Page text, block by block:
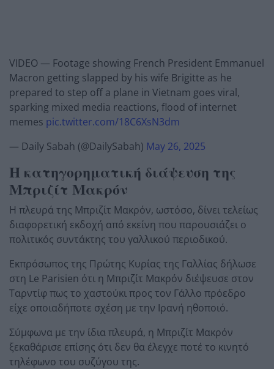
VIDEO — Footage showing French President Emmanuel
Macron getting slapped by his wife Brigitte as he
prepared to step off a plane in Vietnam goes viral,
sparking mixed media reactions, flood of internet
memes pic.twitter.com/18C6XsN3dm
— Daily Sabah (@DailySabah) May 26, 2025
Η κατηγορηματική διάψευση της
Μπριζίτ Μακρόν
Η πλευρά της Μπριζίτ Μακρόν, ωστόσο, δίνει τελείως
διαφορετική εκδοχή από εκείνη που παρουσιάζει ο
πολιτικός συντάκτης του γαλλικού περιοδικού.
Εκπρόσωπος της Πρώτης Κυρίας της Γαλλίας δήλωσε
στη Le Parisien ότι η Μπριζίτ Μακρόν διέψευσε στον
Ταρντίφ πως το χαστούκι προς τον Γάλλο πρόεδρο
είχε οποιαδήποτε σχέση με την Ιρανή ηθοποιό.
Σύμφωνα με την ίδια πλευρά, η Μπριζίτ Μακρόν
ξεκαθάρισε επίσης ότι δεν θα έλεγχε ποτέ το κινητό
τηλέφωνο του συζύγου της.